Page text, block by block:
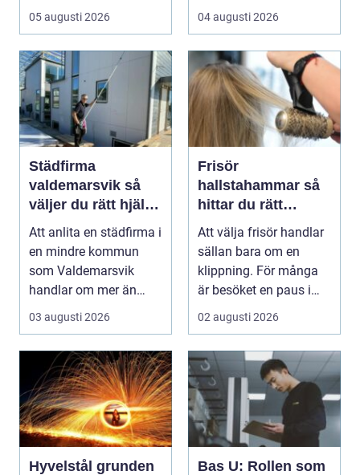
vägsalt, grus, snösl...
05 augusti 2026
installationer. Den
bygger ...
04 augusti 2026
Städfirma
valdemarsvik så
väljer du rätt hjälp
för hem och
företag
Att anlita en städfirma i
en mindre kommun
som Valdemarsvik
handlar om mer än
bara rena golv och
dam...
03 augusti 2026
Frisör
hallstahammar så
hittar du rätt
salong för stil,
kvalitet och känsla
Att välja frisör handlar
sällan bara om en
klippning. För många
är besöket en paus i
vardagen, ett s...
02 augusti 2026
Hyvelstål grunden
Bas U: Rollen som